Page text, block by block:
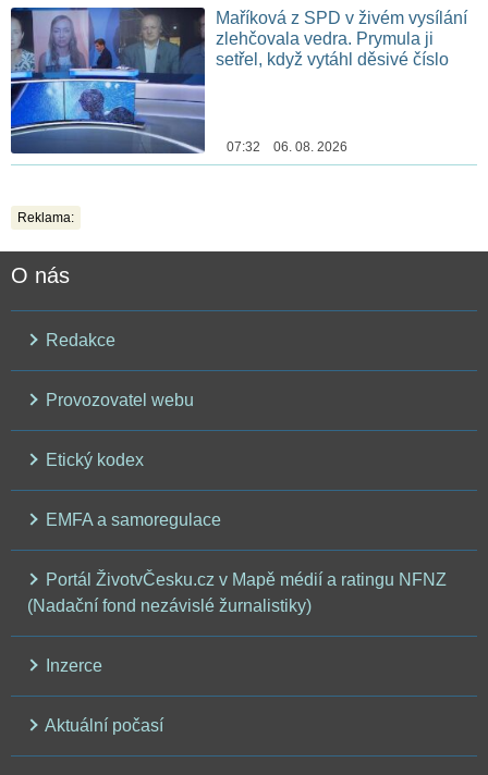
Maříková z SPD v živém vysílání
zlehčovala vedra. Prymula ji
setřel, když vytáhl děsivé číslo
07:32 06. 08. 2026
Reklama:
O nás
Redakce
Provozovatel webu
Etický kodex
EMFA a samoregulace
Portál ŽivotvČesku.cz v Mapě médií a ratingu NFNZ
(Nadační fond nezávislé žurnalistiky)
Inzerce
Aktuální počasí